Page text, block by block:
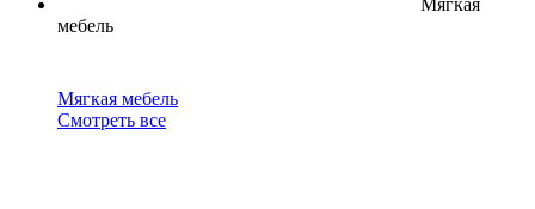
Мягкая
мебель
Мягкая мебель
Смотреть все